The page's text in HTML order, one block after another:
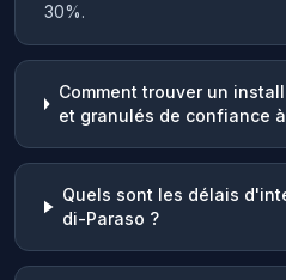
30%.
Comment trouver un
et granulés de confiance
Quels sont les délais
di-Paraso ?